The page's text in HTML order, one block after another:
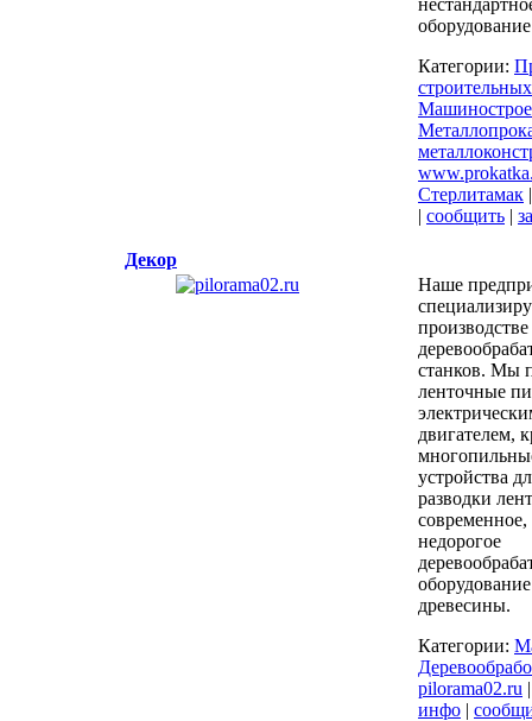
Категории:
Стерлитамак
| сообщить |
Декор
Наше
станков. Мы
ленточные
двигателем,
устройства
разводки
современное,
недорогое
древесины.
Категории:
pilorama02.ru
инфо |